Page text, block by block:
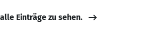
Einträge zu sehen.